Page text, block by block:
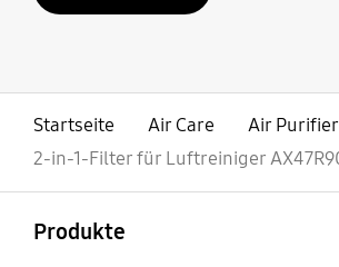
Startseite Air Care
Air Purifier
2-in-1-Filter für Luftreiniger
Produkte